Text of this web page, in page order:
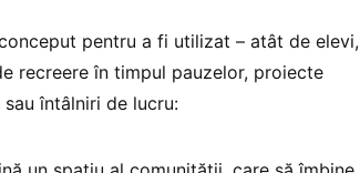
pentru a fi utilizat – atât de elevi,
recreere în timpul pauzelor, proiecte
întâlniri de lucru: